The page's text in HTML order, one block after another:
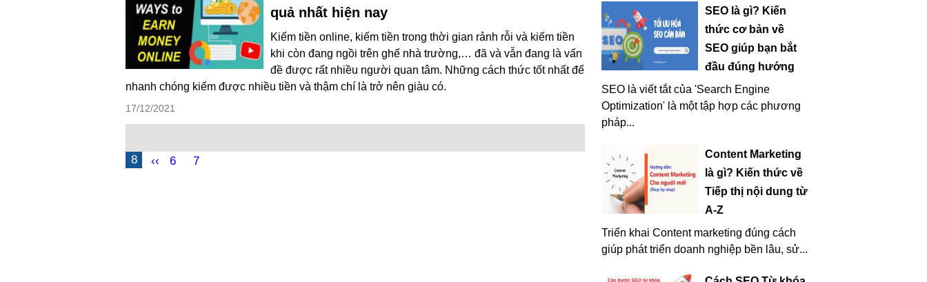
quả nhất hiện nay
Kiếm tiền online, kiếm tiền trong thời gian rảnh rỗi và kiếm tiền
khi còn đang ngồi trên ghế nhà trường,… đã và vẫn đang là vấn
đề được rất nhiều người quan tâm. Những cách thức tốt nhất để
nhanh chóng kiếm được nhiều tiền và thậm chí là trở nên giàu có.
17/12/2021
‹‹ 6 7
8
SEO là gì? Kiến
thức cơ bản về
SEO giúp bạn bắt
đầu đúng hướng
SEO là viết tắt của 'Search Engine
Optimization' là một tập hợp các phương
pháp...
Content Marketing
là gì? Kiến thức về
Tiếp thị nội dung từ
A-Z
Triển khai Content marketing đúng cách
giúp phát triển doanh nghiệp bền lâu, sử...